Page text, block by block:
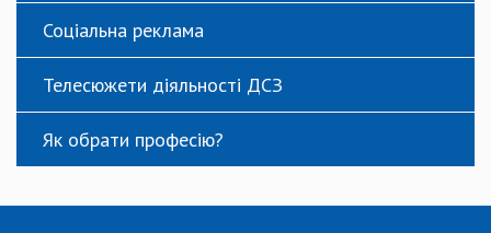
Соціальна реклама
Телесюжети діяльності ДСЗ
Як обрати професію?